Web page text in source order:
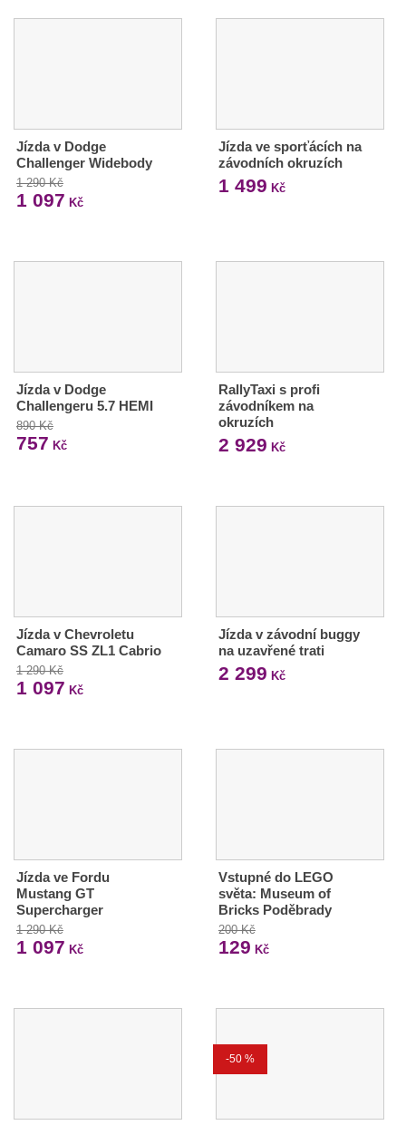
Jízda v Dodge
Challenger Widebody
1 290 Kč
1 097 Kč
Jízda ve sporťácích na
závodních okruzích
1 499 Kč
Jízda v Dodge
Challengeru 5.7 HEMI
890 Kč
757 Kč
RallyTaxi s profi
závodníkem na
okruzích
2 929 Kč
Jízda v Chevroletu
Camaro SS ZL1 Cabrio
1 290 Kč
1 097 Kč
Jízda v závodní buggy
na uzavřené trati
2 299 Kč
Jízda ve Fordu
Mustang GT
Supercharger
1 290 Kč
1 097 Kč
Vstupné do LEGO
světa: Museum of
Bricks Poděbrady
200 Kč
129 Kč
-50 %